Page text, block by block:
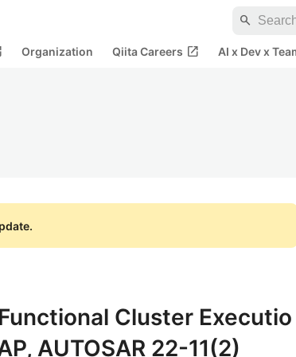
search
Organization Qiita Careers open_in_new AI x Dev x
Cluster Executio
AUTOSAR 22-11(2)